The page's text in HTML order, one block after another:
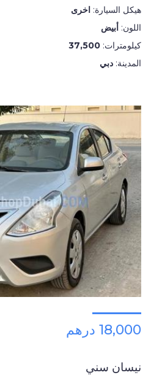
هيكل السيارة: اخرى
اللون: أبيض
كيلومترات: 37,500
المدينة: دبي
18,000 درهم
نيسان سني